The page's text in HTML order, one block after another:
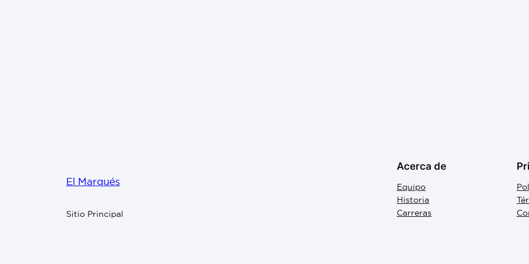
El Marqués
Sitio Principal
Acerca de
Equipo
Historia
Carreras